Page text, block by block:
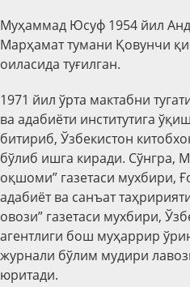
Муҳаммад Юсуф 1954 йил
Марҳамат тумани Қовунчи
оиласида туғилган.
1971 йил ўрта мактабни
ва адабиёти институтига
битириб, Ўзбекистон
бўлиб ишга киради. Сўнгра,
оқшоми” газетаси мухбири,
адабиёт ва санъат
овози” газетаси мухбири,
агентлиги бош муҳаррир
журнали бўлим мудири
юритади.